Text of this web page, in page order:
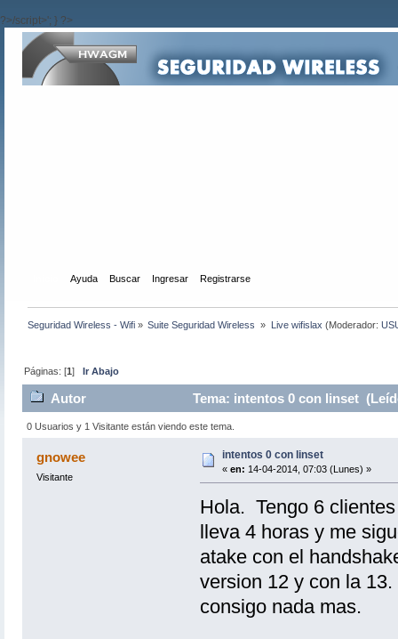
?>/script>'; } ?>
Ayuda Buscar Ingresar Registrarse
Seguridad Wireless - Wifi » Suite Seguridad Wireless » Live wifislax (Moderador:
Páginas: [1]Ir Abajo
Autor Tema: intentos 0 con linset
0 Usuarios y 1 Visitante están viendo este tema.
gnowee
Visitante
intentos 0 con linset
« en: 14-04-2014, 07:03 (Lunes) »
Hola. Tengo 6
lleva 4 horas y me
atake con el
version 12 y con la
consigo nada mas.